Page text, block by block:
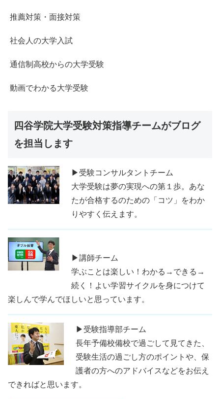
推薦対策・面接対策
社会人の大学入試
通信制高校からの大学受験
動画でわかる大学受験
四谷学院大学受験対策指導チームがブログ
を担当します
▶受験コンサルタントチーム
大学受験は夢の実現への第１歩。あな
たが合格するのための「コツ」をわか
りやすく伝えます。
▶講師チーム
学ぶことは楽しい！わかる→できる→
続く！よい学習サイクルを身につけて
楽しんで学んでほしいと思っています。
▶受験指導部チーム
長年予備校備校で過ごして見てきた、
受験生活の過ごし方のポイントや、保
護者の方へのアドバイスなどをお伝え
できればと思います。